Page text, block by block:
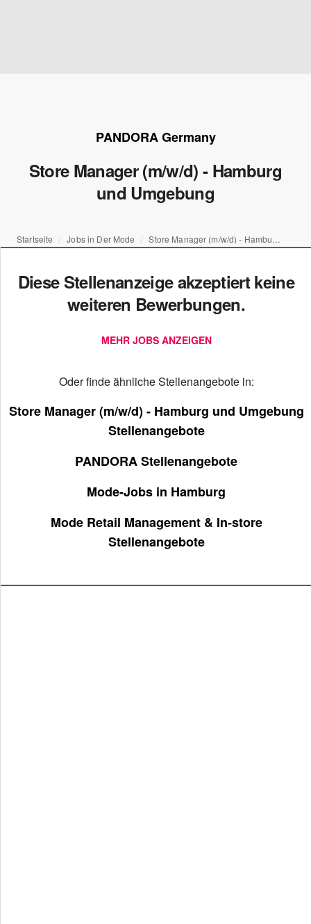
PANDORA Germany
Store Manager (m/w/d) - Hamburg
und Umgebung
Startseite Jobs in Der Mode
Diese Stellenanzeige akzeptiert keine
weiteren Bewerbungen.
MEHR JOBS ANZEIGEN
Oder finde ähnliche Stellenangebote in:
Store Manager (m/w/d) - Hamburg und Umgebung
Stellenangebote
PANDORA Stellenangebote
Mode-Jobs in Hamburg
Mode Retail Management & In-store
Stellenangebote